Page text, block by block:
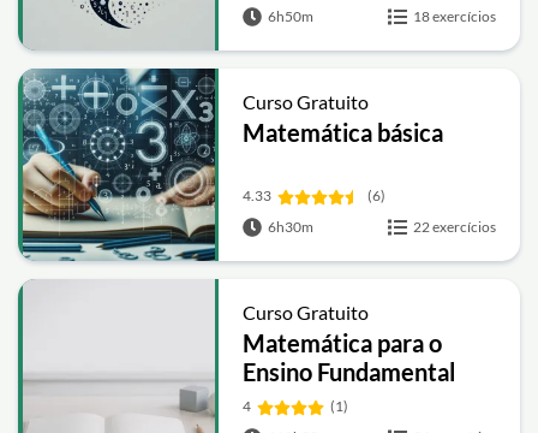
6h50m 18 exercícios
Curso Gratuito
Matemática básica
4.33
(6)
6h30m
22 exercícios
Curso Gratuito
Matemática para o
Ensino Fundamental
4
(1)